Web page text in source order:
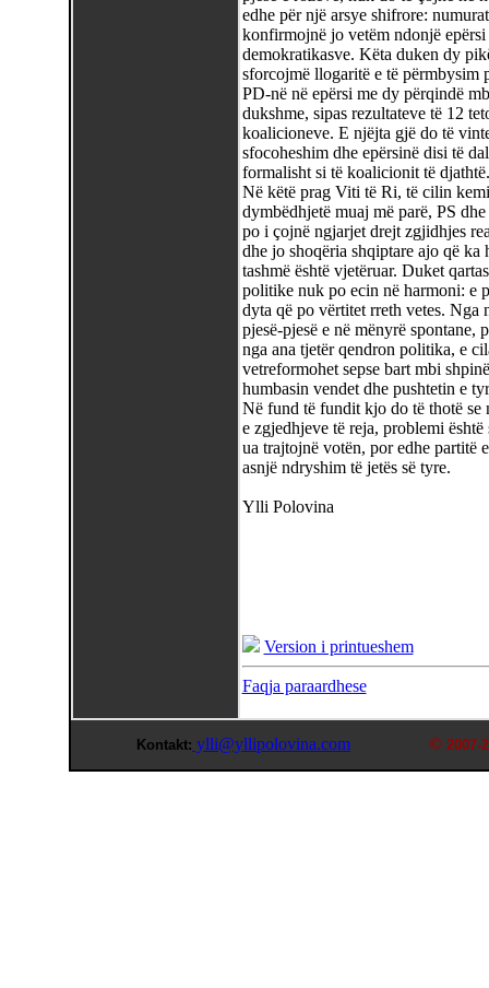
edhe për një arsye shifrore:
konfirmojnë jo vetëm ndonjë epërsi
demokratikasve. Këta duken dy
sforcojmë llogaritë e të përmbysim
PD-në në epërsi me dy përqindë
dukshme, sipas rezultateve të 12
koalicioneve. E njëjta gjë do të
sfocoheshim dhe epërsinë disi të
formalisht si të koalicionit të djathtë.
Në këtë prag Viti të Ri, të cilin
dymbëdhjetë muaj më parë, PS
po i çojnë ngjarjet drejt zgjidhjes
dhe jo shoqëria shqiptare ajo që
tashmë është vjetëruar. Duket
politike nuk po ecin në harmoni: e
dyta që po vërtitet rreth vetes. Nga
pjesë-pjesë e në mënyrë spontane,
nga ana tjetër qendron politika, e
vetreformohet sepse bart mbi
humbasin vendet dhe pushtetin e
Në fund të fundit kjo do të thotë se
e zgjedhjeve të reja, problemi
ua trajtojnë votën, por edhe partitë
asnjë ndryshim të jetës së tyre.
Ylli Polovina
Version i printueshem
Faqja paraardhese
Kontakt: ylli@yllipolovina.com © 2007-